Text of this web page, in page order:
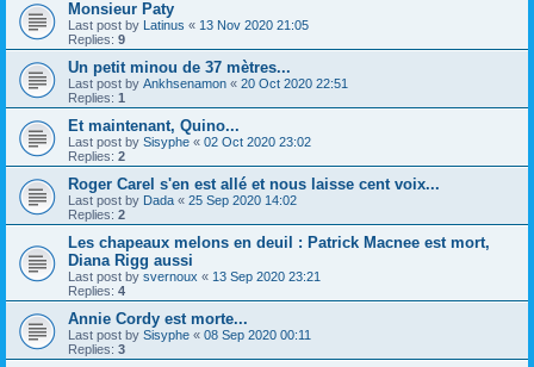
Monsieur Paty
Last post by Latinus « 13 Nov 2020 21:05
Replies: 9
Un petit minou de 37 mètres...
Last post by Ankhsenamon « 20 Oct 2020 22:51
Replies: 1
Et maintenant, Quino...
Last post by Sisyphe « 02 Oct 2020 23:02
Replies: 2
Roger Carel s'en est allé et nous laisse cent voix...
Last post by Dada « 25 Sep 2020 14:02
Replies: 2
Les chapeaux melons en deuil : Patrick Macnee est mort,
Diana Rigg aussi
Last post by svernoux « 13 Sep 2020 23:21
Replies: 4
Annie Cordy est morte...
Last post by Sisyphe « 08 Sep 2020 00:11
Replies: 3